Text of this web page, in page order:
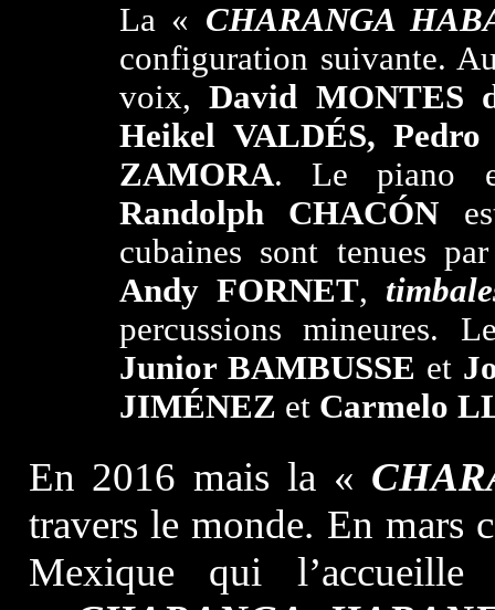
La « CHARANGA
configuration suivante.
voix, David MONTES
Heikel VALDÉS,
ZAMORA. Le piano
Randolph CHACÓN
cubaines sont tenues
Andy FORNET,
percussions mineures.
Junior BAMBUSSE et
JIMÉNEZ et Carmelo
En 2016 mais la «
travers le monde. En mars
Mexique qui